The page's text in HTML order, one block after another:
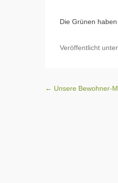
Die Grünen
Veröffentlicht unter
Beitragsnavigation
← Unsere Bewohner-